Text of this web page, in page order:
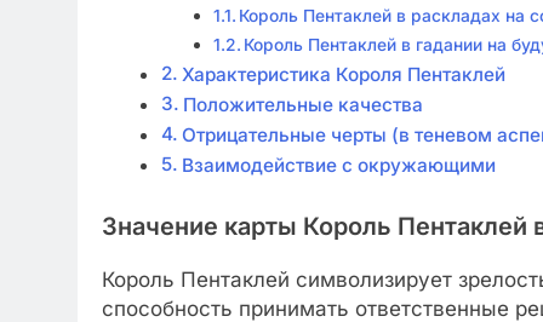
Король Пентаклей в раскладах на
Король Пентаклей в гадании на
Характеристика Короля Пентаклей
Положительные качества
Отрицательные черты (в теневом
Взаимодействие с окружающими
Значение карты Король Пентаклей
Король Пентаклей символизирует
способность принимать ответственные